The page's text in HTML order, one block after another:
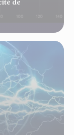
de